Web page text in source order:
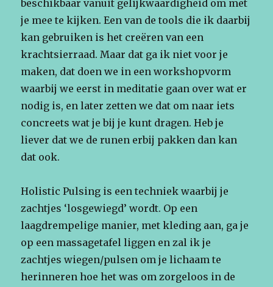
beschikbaar vanuit gelijkwaardigheid om met
je mee te kijken. Een van de tools die ik daarbij
kan gebruiken is het creëren van een
krachtsierraad. Maar dat ga ik niet voor je
maken, dat doen we in een workshopvorm
waarbij we eerst in meditatie gaan over wat er
nodig is, en later zetten we dat om naar iets
concreets wat je bij je kunt dragen. Heb je
liever dat we de runen erbij pakken dan kan
dat ook.
Holistic Pulsing is een techniek waarbij je
zachtjes ‘losgewiegd’ wordt. Op een
laagdrempelige manier, met kleding aan, ga je
op een massagetafel liggen en zal ik je
zachtjes wiegen/pulsen om je lichaam te
herinneren hoe het was om zorgeloos in de